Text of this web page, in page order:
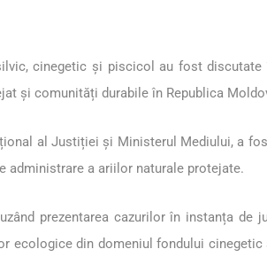
cinegetic și piscicol au fost
și comunități durabile în Republica
al Justiției și Ministerul Mediului, a
a ariilor naturale protejate.
prezentarea cazurilor în instanța de
ecologice din domeniul fondului